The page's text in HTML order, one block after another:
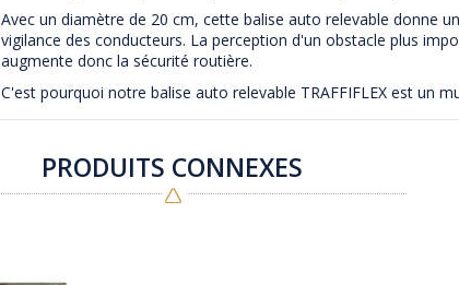
Avec un diamètre de 20 cm, cette balise auto relevable donne
vigilance des conducteurs. La perception d'un obstacle plus
augmente donc la sécurité routière.
C'est pourquoi notre balise auto relevable TRAFFIFLEX est un
PRODUITS CONNEXES